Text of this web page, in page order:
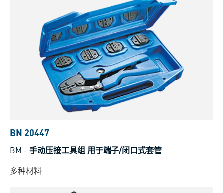
BN 20447
BM - 手动压接工具组 用于端子/闭口式套管
多种材料